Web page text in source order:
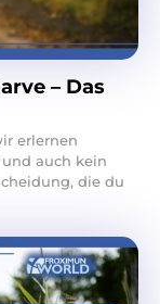
– Das
erlernen
auch kein
die du